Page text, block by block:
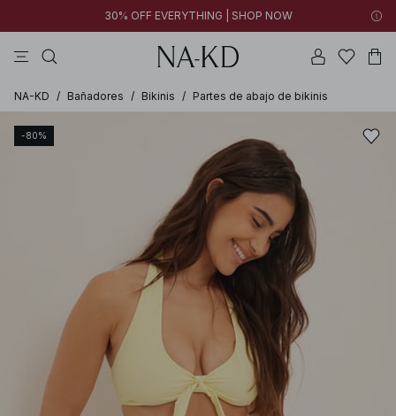
30% OFF EVERYTHING | SHOP NOW
NA-KD / Bañadores / Bikinis / Partes de abajo de bikinis
-80%